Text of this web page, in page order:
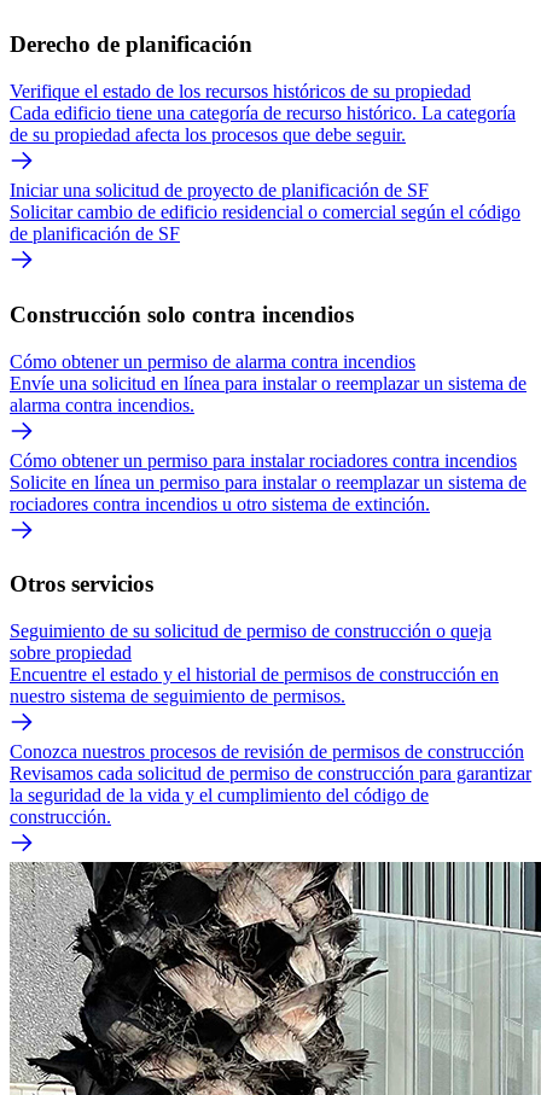
Derecho de planificación
Verifique el estado de los recursos históricos de su propiedad
Cada edificio tiene una categoría de recurso histórico. La categoría
de su propiedad afecta los procesos que debe seguir.
Iniciar una solicitud de proyecto de planificación de SF
Solicitar cambio de edificio residencial o comercial según el código
de planificación de SF
Construcción solo contra incendios
Cómo obtener un permiso de alarma contra incendios
Envíe una solicitud en línea para instalar o reemplazar un sistema de
alarma contra incendios.
Cómo obtener un permiso para instalar rociadores contra incendios
Solicite en línea un permiso para instalar o reemplazar un sistema de
rociadores contra incendios u otro sistema de extinción.
Otros servicios
Seguimiento de su solicitud de permiso de construcción o queja
sobre propiedad
Encuentre el estado y el historial de permisos de construcción en
nuestro sistema de seguimiento de permisos.
Conozca nuestros procesos de revisión de permisos de construcción
Revisamos cada solicitud de permiso de construcción para garantizar
la seguridad de la vida y el cumplimiento del código de
construcción.